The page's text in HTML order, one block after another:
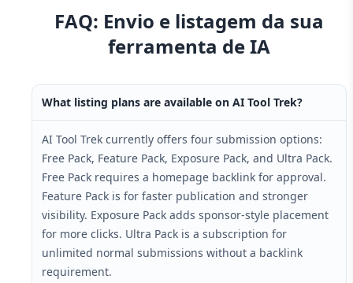
FAQ: Envio e listagem da sua
ferramenta de IA
What listing plans are available on AI Tool Trek?
AI Tool Trek currently offers four submission options:
Free Pack, Feature Pack, Exposure Pack, and Ultra Pack.
Free Pack requires a homepage backlink for approval.
Feature Pack is for faster publication and stronger
visibility. Exposure Pack adds sponsor-style placement
for more clicks. Ultra Pack is a subscription for
unlimited normal submissions without a backlink
requirement.